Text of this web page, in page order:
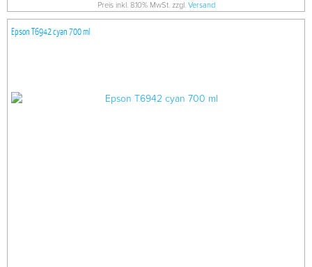
Preis inkl. 8.10% MwSt. zzgl. Versand
Epson T6942 cyan 700 ml